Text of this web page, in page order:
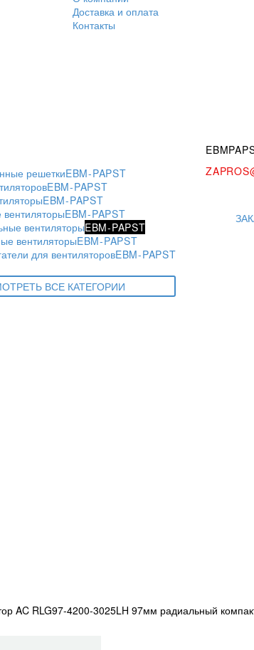
Доставка и оплата
Контакты
решеткиEBM-PAPST
EBM-PAPST
EBM-PAPST
EBM-PAPST
вентиляторыEBM-PAPST
вентиляторыEBM-PAPST
для вентиляторовEBM-PAPST
ВСЕ КАТЕГОРИИ
AC RLG97-4200-3025LH 97мм радиальный